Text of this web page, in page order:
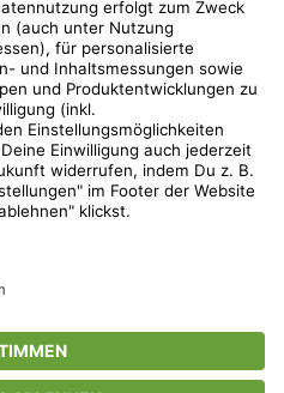
Preisempfehlung des